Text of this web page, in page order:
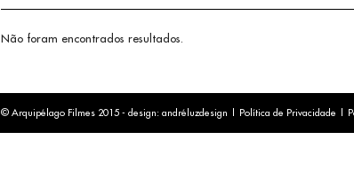
Não foram encontrados resultados.
© Arquipélago Filmes 2015 - design: andréluzdesign Política de Privacidade